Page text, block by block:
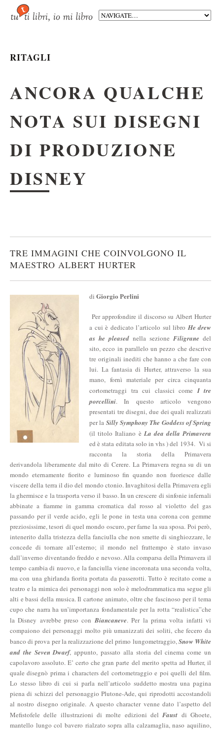
RITAGLI
ANCORA QUALCHE
NOTA SUI DISEGNI
DI PRODUZIONE
DISNEY
TRE IMMAGINI CHE COINVOLGONO IL
MAESTRO ALBERT HURTER
diGiorgio Perlini
Per approfondire il discorso su Albert Hurter
a cui è dedicato l’articolo sul libro He drew
as he pleased nella sezioneFiligrane del
sito, ecco in parallelo un pezzo che descrive
tre originali inediti che hanno a che fare con
lui. La fantasia di Hurter, attraverso la sua
mano, fornì materiale per circa cinquanta
cortometraggi tra cui classici comeI tre
porcellini. In questo articolo vengono
presentati tre disegni, due dei quali realizzati
per la Silly Symphony The Goddess of Spring
(il titolo Italiano è La dea della Primavera
ed è stata editata solo in vhs ) del 1934. Vi si
racconta la storia della Primavera
derivandola liberamente dal mito di Cerere. La Primavera regna su di un
mondo eternamente fiorito e luminoso fin quando non fuoriesce dalle
viscere della terra il dio del mondo ctonio. Invaghitosi della Primavera egli
la ghermisce e la trasporta verso il basso. In un crescere di sinfonie infernali
abbinate a fiamme in gamma cromatica dal rosso al violetto del gas
passando per il verde acido, egli le pone in testa una corona con gemme
preziosissime, tesori di quel mondo oscuro, per farne la sua sposa. Poi però,
intenerito dalla tristezza della fanciulla che non smette di singhiozzare, le
concede di tornare all’esterno; il mondo nel frattempo è stato invaso
dall’inverno diventando freddo e nevoso. Alla comparsa della Primavera il
tempo cambia di nuovo, e la fanciulla viene incoronata una seconda volta,
ma con una ghirlanda fiorita portata da passerotti. Tutto è recitato come a
teatro e la mimica dei personaggi non solo è melodrammatica ma segue gli
alti e bassi della musica. Il cartone animato, oltre che fascinoso per il tema
cupo che narra ha un’importanza fondamentale per la rotta “realistica”che
la Disney avrebbe preso con Biancaneve. Per la prima volta infatti vi
compaiono dei personaggi molto più umanizzati dei soliti, che fecero da
banco di prova per la realizzazione del primo lungometraggio,Snow White
and the Seven Dwarf, appunto, passato alla storia del cinema come un
capolavoro assoluto. E’ certo che gran parte del merito spetta ad Hurter, il
quale disegnò prima i characters del cortometraggio e poi quelli del film.
Lo stesso libro di cui si parla nell’articolo suddetto mostra una pagina
piena di schizzi del personaggio Plutone-Ade, qui riprodotti accostandoli
al nostro disegno originale. A questo character venne dato l’aspetto del
Mefistofele delle illustrazioni di molte edizioni delFaust di Ghoete,
mantello lungo col bavero rialzato sopra alla calzamaglia, naso aquilino,